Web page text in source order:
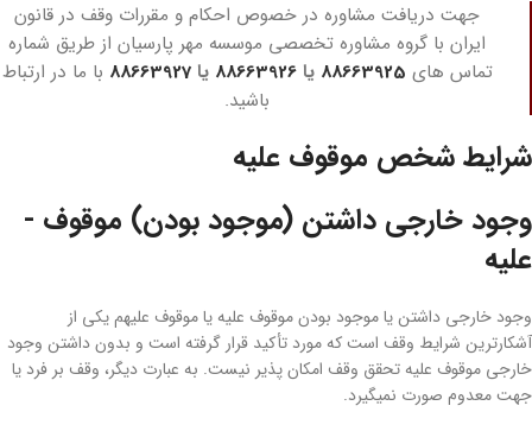
جهت دریافت مشاوره در خصوص احکام و مقررات وقف در قانون
ایران با گروه مشاوره تخصصی موسسه مهر پارسیان از طریق شماره
تماس های 88663925 یا88663926 یا88663927 با ما در ارتباط
باشید.
شرایط شخص موقوف ­علیه
وجود خارجی داشتن (موجود بودن) موقوف ­
علیه
وجود خارجی داشتن یا موجود بودن موقوف ­علیه یا موقوف ­علیهم یکی از
آشکارترین شرایط وقف است که مورد تأکید قرار گرفته است و بدون داشتن وجود
خارجی موقوف علیه تحقق وقف امکان پذیر نیست. به عبارت دیگر، وقف بر فرد یا
جهت معدوم صورت نمی­گیرد.